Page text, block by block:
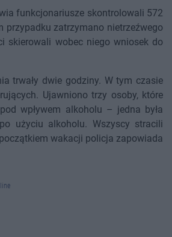
funkcjonariusze skontrolowali 572
przypadku zatrzymano nietrzeźwego
skierowali wobec niego wniosek do
trwały dwie godziny. W tym czasie
Ujawniono trzy osoby, które
wpływem alkoholu – jedna była
użyciu alkoholu. Wszyscy stracili
wakacji policja zapowiada